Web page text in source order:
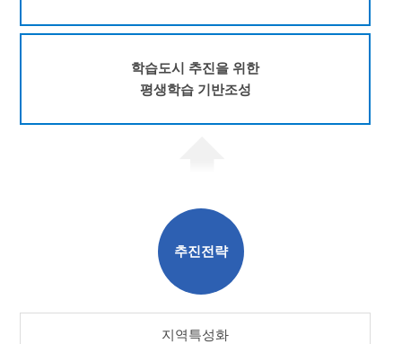
학습도시 추진을 위한
평생학습 기반조성
추진전략
지역특성화